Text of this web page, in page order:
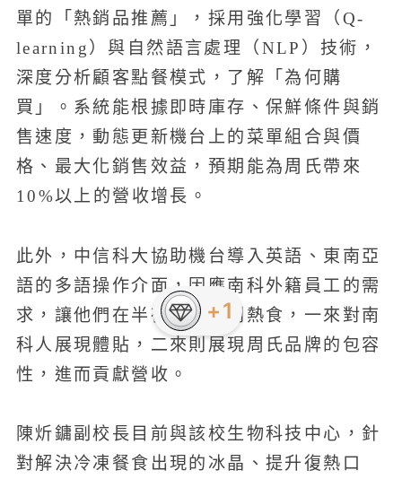
單的「熱銷品推薦」，採用強化學習（Q-
learning）與自然語言處理（NLP）技術，
深度分析顧客點餐模式，了解「為何購
買」。系統能根據即時庫存、保鮮條件與銷
售速度，動態更新機台上的菜單組合與價
格、最大化銷售效益，預期能為周氏帶來
10%以上的營收增長。
此外，中信科大協助機台導入英語、東南亞
語的多語操作介面，因應南科外籍員工的需
求，讓他們在半夜也能買到熱食，一來對南
科人展現體貼，二來則展現周氏品牌的包容
性，進而貢獻營收。
陳炘鏞副校長目前與該校生物科技中心，針
對解決冷凍餐食出現的冰晶、提升復熱口
+1